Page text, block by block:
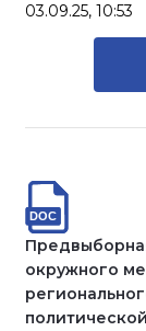
03.09.25, 10:53
окружного